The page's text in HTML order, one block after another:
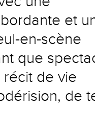
et
en-scène
que
récit de vie
de